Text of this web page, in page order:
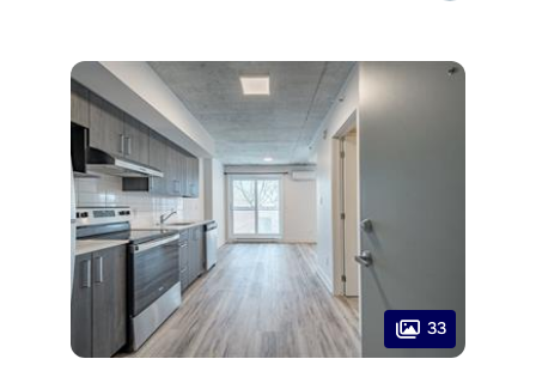
33